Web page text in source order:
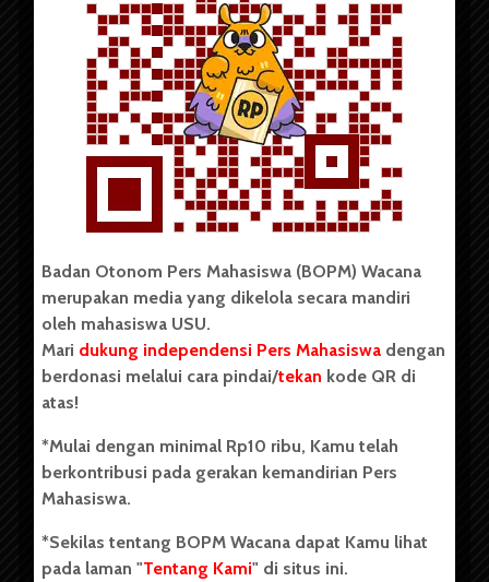
Copyright © 2023. All rights reserved BOPM WACANA.
Badan Otonom Pers Mahasiswa (BOPM) Wacana merupakan
pers mahasiswa yang berdiri di luar kampus dan dikelola
secara mandiri oleh mahasiswa Universitas Sumatera Utara
(USU). Sebelumnya BOPM Wacana merupakan salah satu
Unit Kegiatan Mahasiswa (UKM) di Universitas Sumatera
berdiri pada 1 Juli 1995.
Kontribusi
Badan Otonom Pers Mahasiswa (BOPM) Wacana
merupakan media yang dikelola secara mandiri
oleh mahasiswa USU.
Mari dukung independensi Pers Mahasiswa dengan
berdonasi melalui cara pindai/tekan kode QR di
atas!
*Mulai dengan minimal Rp10 ribu, Kamu telah
berkontribusi pada gerakan kemandirian Pers
Mahasiswa.
*Sekilas tentang BOPM Wacana dapat Kamu lihat
pada laman "Tentang Kami" di situs ini.